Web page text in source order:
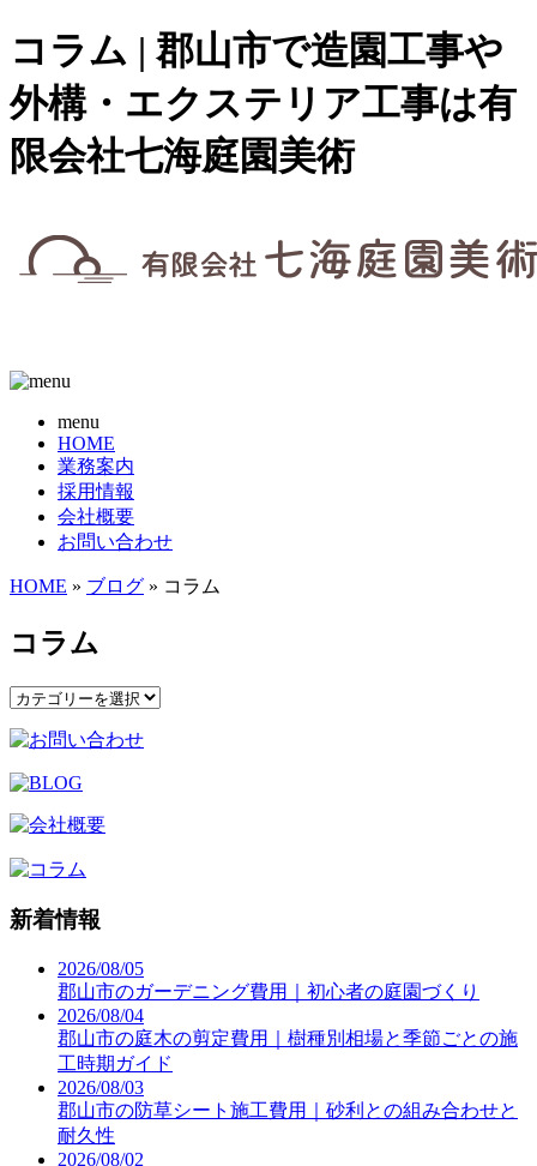
コラム | 郡山市で造園工事や
外構・エクステリア工事は有
限会社七海庭園美術
menu
HOME
業務案内
採用情報
会社概要
お問い合わせ
HOME » ブログ » コラム
コラム
新着情報
2026/08/05
郡山市のガーデニング費用｜初心者の庭園づくり
2026/08/04
郡山市の庭木の剪定費用｜樹種別相場と季節ごとの施
工時期ガイド
2026/08/03
郡山市の防草シート施工費用｜砂利との組み合わせと
耐久性
2026/08/02